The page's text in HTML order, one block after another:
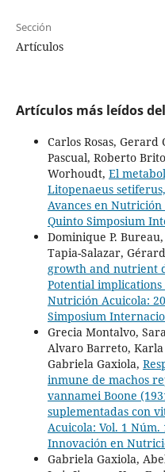
Sección
Artículos
Artículos más leídos
Carlos Rosas,
Pascual, Roberto
Worhoudt, El
Litopenaeus
Avances en
Quinto Simposium
Dominique P.
Tapia-Salazar,
growth and nutrient
Potential
Nutrición Acuicola:
Simposium
Grecia Montalvo,
Alvaro Barreto, Karla
Gabriela Gaxiola,
inmune de machos
vannamei Boone
suplementadas con
Acuicola: Vol. 1 Núm.
Innovación en
Gabriela Gaxiola,